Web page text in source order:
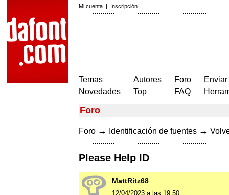
Mi cuenta | Inscripción
Temas
Novedades
Autores
Top
Foro
FAQ
Foro
Foro → Identificación de fuentes →
Please Help ID
MattRitz68
12/04/2023 a las 19:50